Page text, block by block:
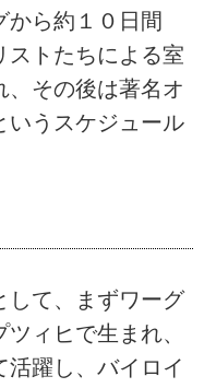
から約１０日間
ストたちによる室
、その後は著名オ
いうスケジュール
して、まずワーグ
ィヒで生まれ、
活躍し、バイロイ